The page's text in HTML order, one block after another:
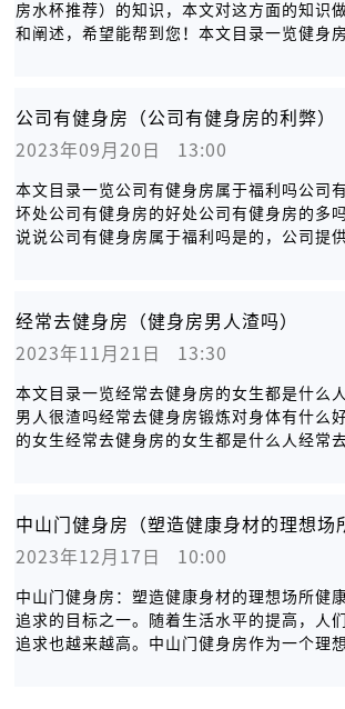
房水杯推荐）的知识，本文对这方面的知识
和阐述，希望能帮到您！本文目录一览健身
公司有健身房（公司有健身房的利弊）
2023年09月20日   13:00
本文目录一览公司有健身房属于福利吗公司
坏处公司有健身房的好处公司有健身房的多
说说公司有健身房属于福利吗是的，公司提
经常去健身房（健身房男人渣吗）
2023年11月21日   13:30
本文目录一览经常去健身房的女生都是什么
男人很渣吗经常去健身房锻炼对身体有什么
的女生经常去健身房的女生都是什么人经常
中山门健身房（塑造健康身材的理想场
2023年12月17日   10:00
中山门健身房：塑造健康身材的理想场所健
追求的目标之一。随着生活水平的提高，人
追求也越来越高。中山门健身房作为一个理